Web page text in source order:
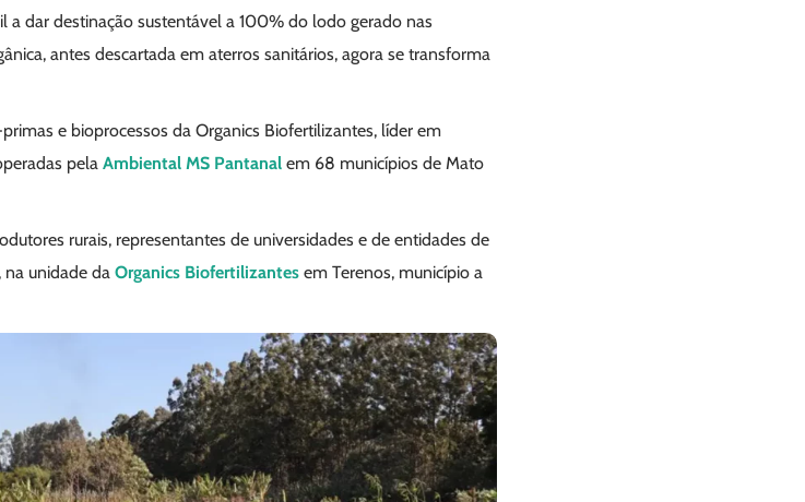
a dar destinação sustentável a 100% do lodo gerado nas
antes descartada em aterros sanitários, agora se transforma
e bioprocessos da Organics Biofertilizantes, líder em
pela Ambiental MS Pantanal em 68 municípios de Mato
rurais, representantes de universidades e de entidades de
unidade da Organics Biofertilizantes em Terenos, município a